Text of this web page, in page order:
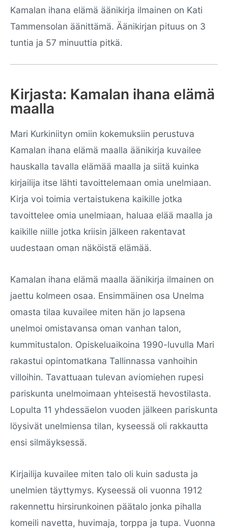
Kamalan ihana elämä äänikirja ilmainen on Kati
Tammensolan äänittämä. Äänikirjan pituus on 3
tuntia ja 57 minuuttia pitkä.
Kirjasta: Kamalan ihana elämä
maalla
Mari Kurkiniityn omiin kokemuksiin perustuva
Kamalan ihana elämä maalla äänikirja kuvailee
hauskalla tavalla elämää maalla ja siitä kuinka
kirjailija itse lähti tavoittelemaan omia unelmiaan.
Kirja voi toimia vertaistukena kaikille jotka
tavoittelee omia unelmiaan, haluaa elää maalla ja
kaikille niille jotka kriisin jälkeen rakentavat
uudestaan oman näköistä elämää.
Kamalan ihana elämä maalla äänikirja ilmainen on
jaettu kolmeen osaa. Ensimmäinen osa Unelma
omasta tilaa kuvailee miten hän jo lapsena
unelmoi omistavansa oman vanhan talon,
kummitustalon. Opiskeluaikoina 1990-luvulla Mari
rakastui opintomatkana Tallinnassa vanhoihin
villoihin. Tavattuaan tulevan aviomiehen rupesi
pariskunta unelmoimaan yhteisestä hevostilasta.
Lopulta 11 yhdessäelon vuoden jälkeen pariskunta
löysivät unelmiensa tilan, kyseessä oli rakkautta
ensi silmäyksessä.
Kirjailija kuvailee miten talo oli kuin sadusta ja
unelmien täyttymys. Kyseessä oli vuonna 1912
rakennettu hirsirunkoinen päätalo jonka pihalla
komeili navetta, huvimaja, torppa ja tupa. Vuonna